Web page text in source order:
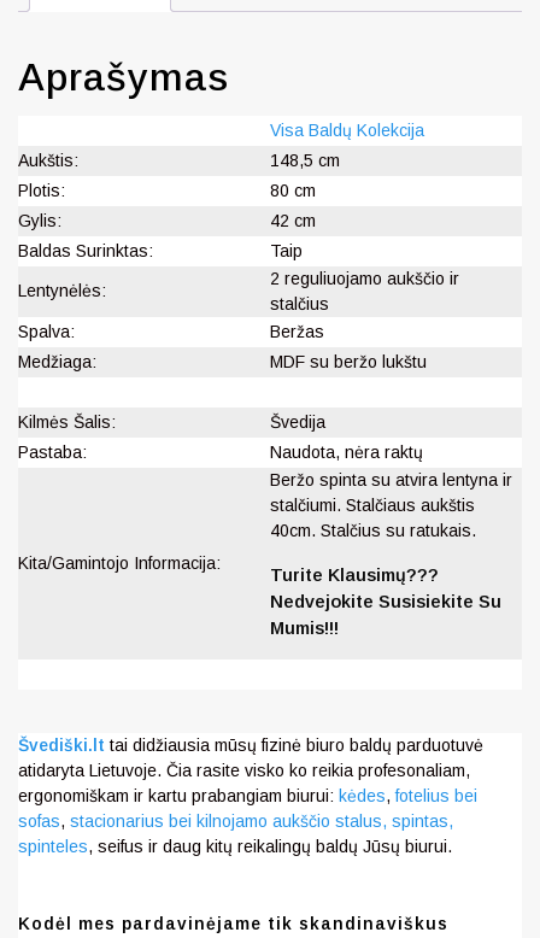
Aprašymas
Visa Baldų Kolekcija
Aukštis:
148,5 cm
Plotis:
80 cm
Gylis:
42 cm
Baldas Surinktas:
Taip
Lentynėlės:
2 reguliuojamo aukščio ir
stalčius
Spalva:
Beržas
Medžiaga:
MDF su beržo lukštu
Kilmės Šalis:
Švedija
Pastaba:
Naudota, nėra raktų
Kita/Gamintojo Informacija:
Beržo spinta su atvira lentyna ir
stalčiumi. Stalčiaus aukštis
40cm. Stalčius su ratukais.
Turite Klausimų???
Nedvejokite Susisiekite Su
Mumis!!!
Švediški.lt tai didžiausia mūsų fizinė biuro baldų parduotuvė
atidaryta Lietuvoje. Čia rasite visko ko reikia profesonaliam,
ergonomiškam ir kartu prabangiam biurui: kėdes,fotelius bei
sofas, stacionarius bei kilnojamo aukščio stalus, spintas,
spinteles, seifus ir daug kitų reikalingų baldų Jūsų biurui.
Kodėl mes pardavinėjame tik skandinaviškus